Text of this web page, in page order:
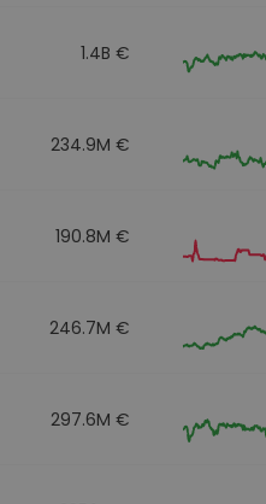
1.4B €
234.9M €
190.8M €
246.7M €
297.6M €